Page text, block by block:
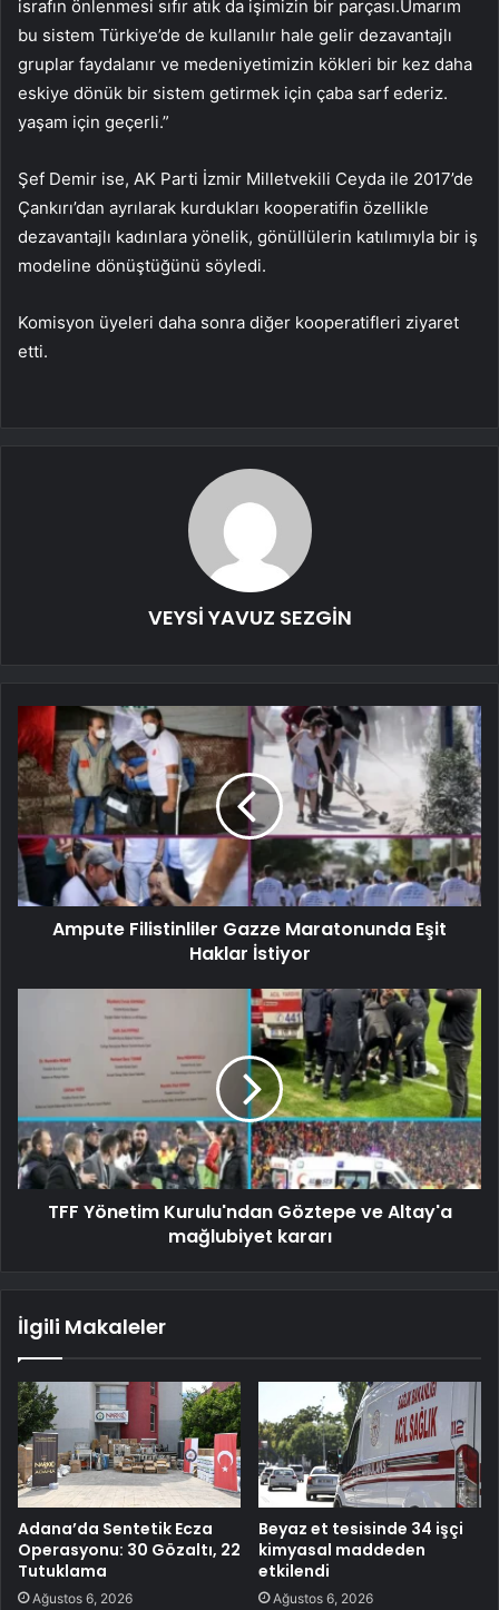
israfın önlenmesi sıfır atık da işimizin bir parçası.Umarım
bu sistem Türkiye’de de kullanılır hale gelir dezavantajlı
gruplar faydalanır ve medeniyetimizin kökleri bir kez daha
eskiye dönük bir sistem getirmek için çaba sarf ederiz.
yaşam için geçerli.”
Şef Demir ise, AK Parti İzmir Milletvekili Ceyda ile 2017’de
Çankırı’dan ayrılarak kurdukları kooperatifin özellikle
dezavantajlı kadınlara yönelik, gönüllülerin katılımıyla bir iş
modeline dönüştüğünü söyledi.
Komisyon üyeleri daha sonra diğer kooperatifleri ziyaret
etti.
VEYSİ YAVUZ SEZGİN
Ampute Filistinliler Gazze Maratonunda Eşit
Haklar İstiyor
TFF Yönetim Kurulu'ndan Göztepe ve Altay'a
mağlubiyet kararı
İlgili Makaleler
Adana’da Sentetik Ecza
Operasyonu: 30 Gözaltı, 22
Tutuklama
Ağustos 6, 2026
Beyaz et tesisinde 34 işçi
kimyasal maddeden
etkilendi
Ağustos 6, 2026